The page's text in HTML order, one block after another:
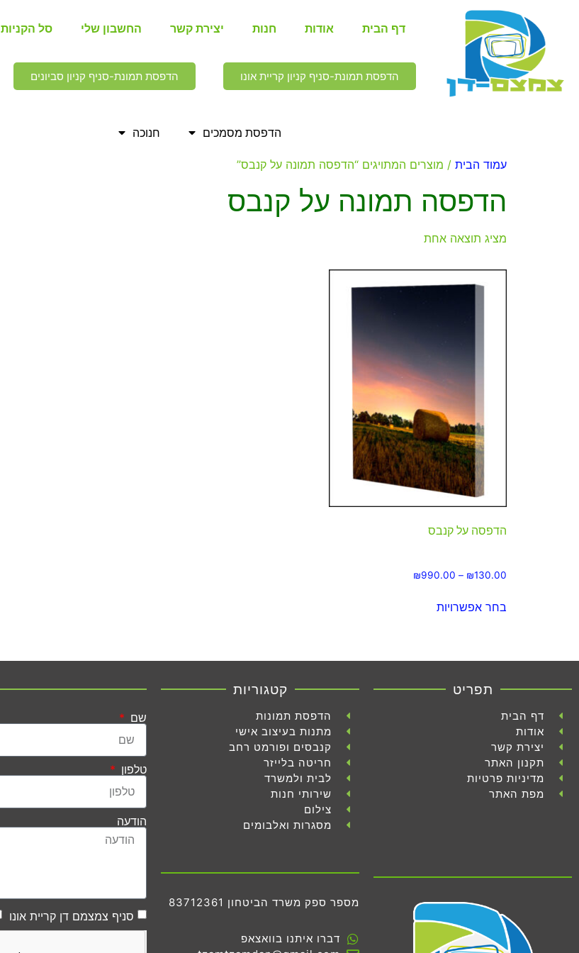
דף הבית אודות חנות יצירת קשר החשבון שלי סל הקניות
הדפסת תמונת-סניף קניון קריית אונו הדפסת תמונת-סניף קניון סביונים
הדפסת מסמכים חנוכה
עמוד הבית / מוצרים המתויגים “הדפסה תמונה על קנבס”
הדפסה תמונה על קנבס
מציג תוצאה אחת
הדפסה על קנבס
₪130.00
–
₪990.00
בחר אפשרויות
תפריט
דף הבית
אודות
יצירת קשר
תקנון האתר
מדיניות פרטיות
מפת האתר
קטגוריות
הדפסת תמונות
מתנות בעיצוב אישי
קנבסים ופורמט רחב
חריטה בלייזר
לבית ולמשרד
שירותי חנות
צילום
מסגרות ואלבומים
מספר ספק משרד הביטחון 83712361
דברו איתנו בוואצאפ
שם
טלפון
הודעה
סניף צמצמם דן קריית אונו